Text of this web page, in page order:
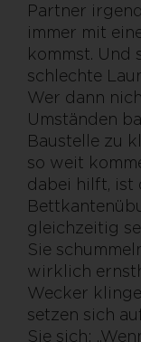
Partner
immer mit
kommst. Und
schlechte
Wer dann
Umständen
Baustelle zu
so weit
dabei hilft, ist
gleichzeitig
Sie
wirklich
Wecker
setzen sich
Sie sich: